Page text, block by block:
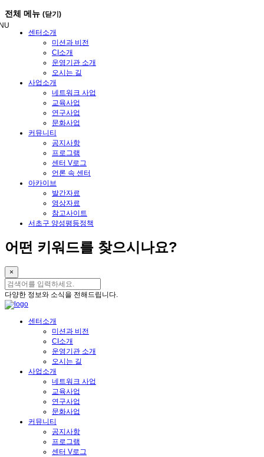
메
뉴
전체 메뉴 (닫기)
센터소개
미션과 비전
CI소개
운영기관 소개
오시는 길
사업소개
네트워크 사업
교육사업
연구사업
문화사업
커뮤니티
공지사항
프로그램
센터 V로그
언론 속 센터
아카이브
발간자료
영상자료
참고사이트
서초구 양성평등정책
어떤 키워드를 찾으시나요?
×
다양한 정보와 소식을 전해드립니다.
센터소개
미션과 비전
CI소개
운영기관 소개
오시는 길
사업소개
네트워크 사업
교육사업
연구사업
문화사업
커뮤니티
공지사항
프로그램
센터 V로그